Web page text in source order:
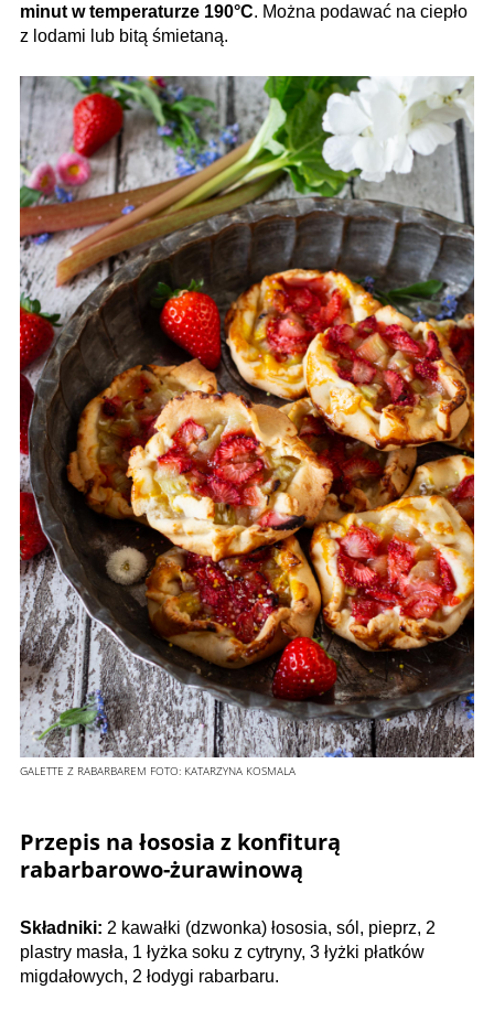
minut w temperaturze 190°C. Można podawać na ciepło
z lodami lub bitą śmietaną.
GALETTE Z RABARBAREM FOTO: KATARZYNA KOSMALA
Przepis na łososia z konfiturą
rabarbarowo-żurawinową
Składniki: 2 kawałki (dzwonka) łososia, sól, pieprz, 2
plastry masła, 1 łyżka soku z cytryny, 3 łyżki płatków
migdałowych, 2 łodygi rabarbaru.